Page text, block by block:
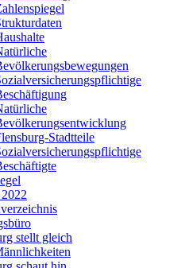
Stadtteile
stellt gleich